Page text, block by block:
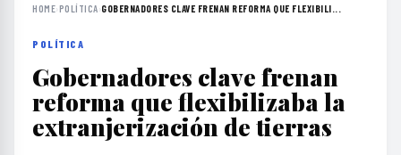
HOME›POLÍTICA›GOBERNADORES CLAVE FRENAN REFORMA QUE FLEXIBILI...
POLÍTICA
Gobernadores clave frenan
reforma que flexibilizaba la
extranjerización de tierras